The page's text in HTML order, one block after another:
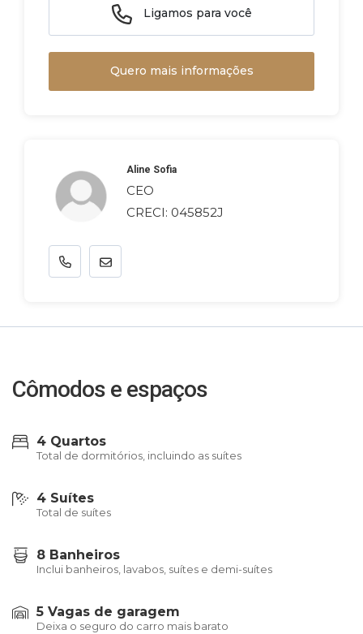
Ligamos para você
Quero mais informações
Aline Sofia
CEO
CRECI: 045852J
Cômodos e espaços
4 Quartos
Total de dormitórios, incluindo as suítes
4 Suítes
Total de suítes
8 Banheiros
Inclui banheiros, lavabos, suítes e demi-suítes
5 Vagas de garagem
Deixa o seguro do carro mais barato